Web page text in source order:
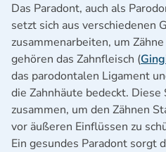
Das Paradont, auch als
setzt sich aus verschiedenen
zusammenarbeiten, um
gehören das Zahnfleisch (
das parodontalen Ligament
die Zahnhäute bedeckt.
zusammen, um den Zähnen
vor äußeren Einflüssen zu
Ein gesundes Paradont sorgt